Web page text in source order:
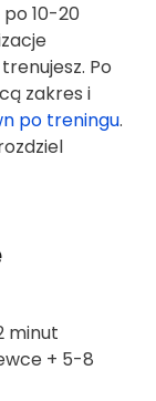
10-20
Po
zakres i
po treningu.
minut
+ 5-8